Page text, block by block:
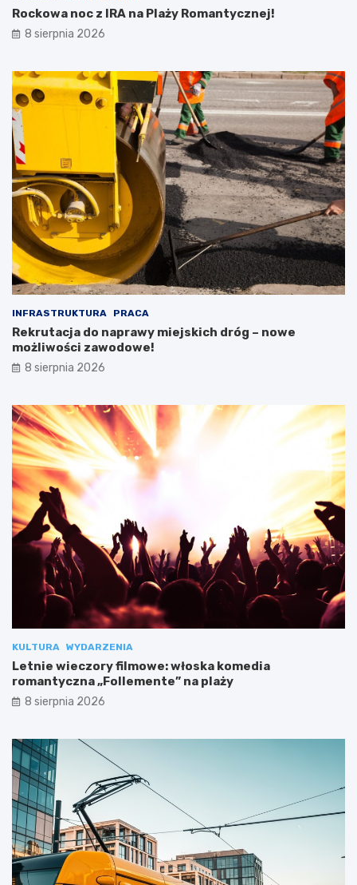
Rockowa noc z IRA na Plaży Romantycznej!
8 sierpnia 2026
INFRASTRUKTURA PRACA
Rekrutacja do naprawy miejskich dróg – nowe
możliwości zawodowe!
8 sierpnia 2026
KULTURA WYDARZENIA
Letnie wieczory filmowe: włoska komedia
romantyczna „Follemente” na plaży
8 sierpnia 2026